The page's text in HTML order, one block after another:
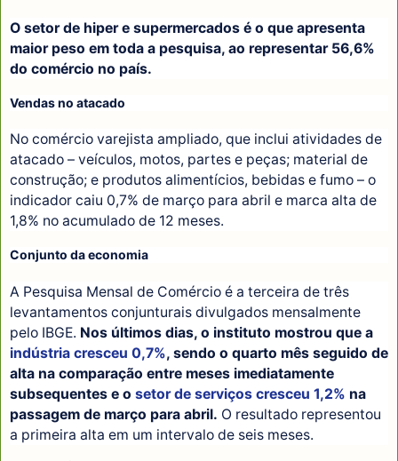
O setor de hiper e supermercados é o que apresenta
maior peso em toda a pesquisa, ao representar 56,6%
do comércio no país.
Vendas no atacado
No comércio varejista ampliado, que inclui atividades de
atacado – veículos, motos, partes e peças; material de
construção; e produtos alimentícios, bebidas e fumo – o
indicador caiu 0,7% de março para abril e marca alta de
1,8% no acumulado de 12 meses.
Conjunto da economia
A Pesquisa Mensal de Comércio é a terceira de três
levantamentos conjunturais divulgados mensalmente
pelo IBGE. Nos últimos dias, o instituto mostrou que a
indústria cresceu 0,7%, sendo o quarto mês seguido de
alta na comparação entre meses imediatamente
subsequentes e o setor de serviços cresceu 1,2% na
passagem de março para abril. O resultado representou
a primeira alta em um intervalo de seis meses.